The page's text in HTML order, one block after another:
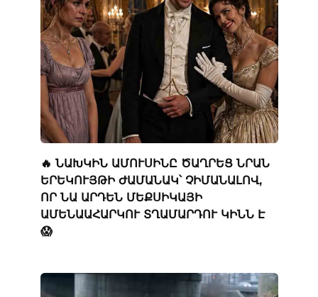
🔥 ՆԱԽԿԻՆ ԱՄՈՒՍԻՆԸ ԾԱՂՐԵՑ ՆՐԱՆ
ԵՐԵԿՈՒՅԹԻ ԺԱՄԱՆԱԿ՝ ՉԻՄԱՆԱԼՈՎ,
ՈՐ ՆԱ ԱՐԴԵՆ ՄԵՔՍԻԿԱՅԻ
ԱՄԵՆԱԱՀԱՐԿՈՒ ՏՂԱՄԱՐԴՈՒ ԿԻՆՆ Է
😱